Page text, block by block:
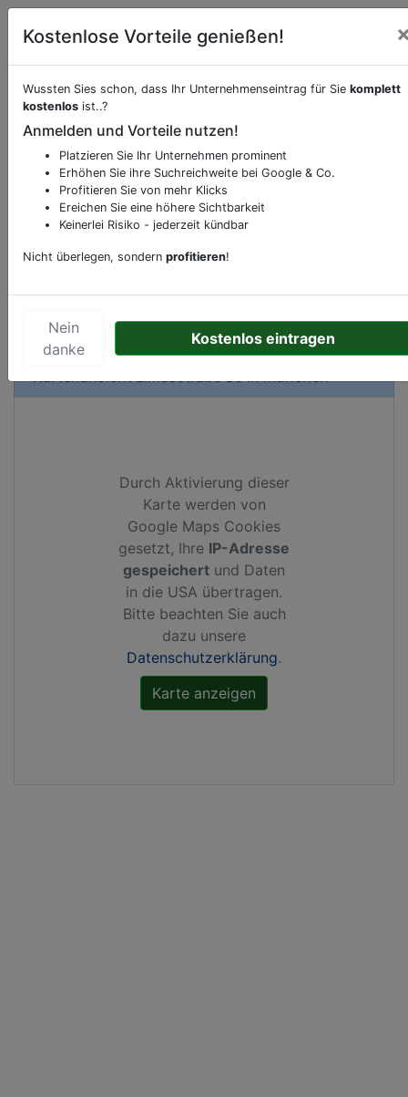
Beschreibung & Services von
Sie möchten eine Beschreibung, Dienstleistung
oder andere relevante Informationen hinzufügen?
Klicken Sie bittehierum uns zu kontaktieren.
Gerne erweitern wir Ihren Firmeneintrag um
Ihr Unternehmen anbietet und womit Sie sich von
KartenansichtLimesstraße 33inMünchen
Durch Aktivierung dieser
Karte werden von
Google Maps Cookies
gesetzt, Ihre IP-Adresse
gespeichert und Daten
in die USA übertragen.
Bitte beachten Sie auch
dazu unsere
Datenschutzerklärung.
Kostenlose Vorteile genießen!
Wussten Sies schon, dass Ihr Unternehmenseintrag für Sie komplett
kostenlos ist..?
Anmelden und Vorteile nutzen!
Platzieren Sie Ihr Unternehmen prominent
Erhöhen Sie ihre Suchreichweite bei Google & Co.
Profitieren Sie von mehr Klicks
Ereichen Sie eine höhere Sichtbarkeit
Keinerlei Risiko - jederzeit kündbar
Nicht überlegen, sondern profitieren!
Nein
danke
Kostenlos eintragen